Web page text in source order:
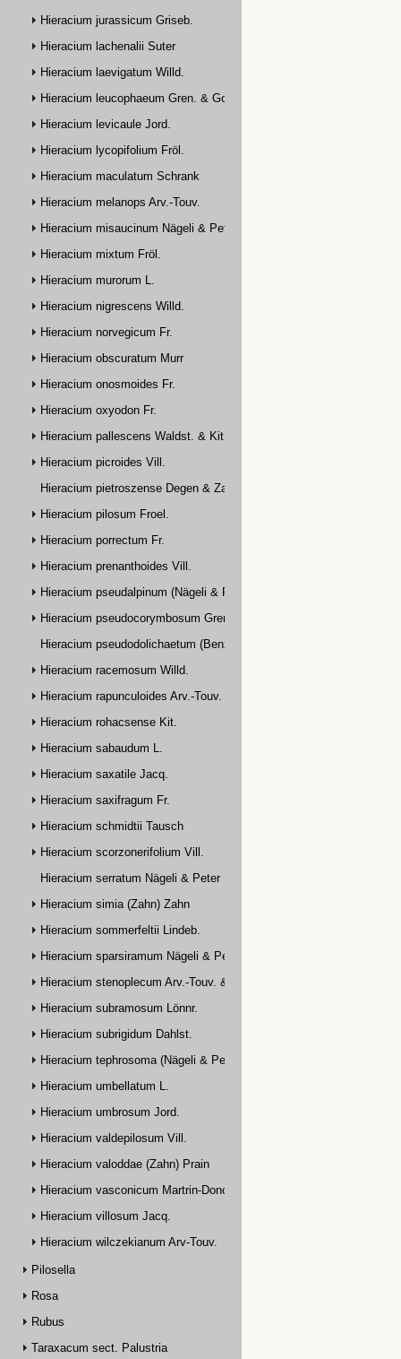
Hieracium jurassicum Griseb.
Hieracium lachenalii Suter
Hieracium laevigatum Willd.
Hieracium leucophaeum Gren. & Godr.
Hieracium levicaule Jord.
Hieracium lycopifolium Fröl.
Hieracium maculatum Schrank
Hieracium melanops Arv.-Touv.
Hieracium misaucinum Nägeli & Peter
Hieracium mixtum Fröl.
Hieracium murorum L.
Hieracium nigrescens Willd.
Hieracium norvegicum Fr.
Hieracium obscuratum Murr
Hieracium onosmoides Fr.
Hieracium oxyodon Fr.
Hieracium pallescens Waldst. & Kit.
Hieracium picroides Vill.
Hieracium pietroszense Degen & Zahn
Hieracium pilosum Froel.
Hieracium porrectum Fr.
Hieracium prenanthoides Vill.
Hieracium pseudalpinum (Nägeli & Peter) Prain
Hieracium pseudocorymbosum Gremli
Hieracium pseudodolichaetum (Benz & Zahn) Zahn
Hieracium racemosum Willd.
Hieracium rapunculoides Arv.-Touv.
Hieracium rohacsense Kit.
Hieracium sabaudum L.
Hieracium saxatile Jacq.
Hieracium saxifragum Fr.
Hieracium schmidtii Tausch
Hieracium scorzonerifolium Vill.
Hieracium serratum Nägeli & Peter
Hieracium simia (Zahn) Zahn
Hieracium sommerfeltii Lindeb.
Hieracium sparsiramum Nägeli & Peter
Hieracium stenoplecum Arv.-Touv. & Huter
Hieracium subramosum Lönnr.
Hieracium subrigidum Dahlst.
Hieracium tephrosoma (Nägeli & Peter) Zahn
Hieracium umbellatum L.
Hieracium umbrosum Jord.
Hieracium valdepilosum Vill.
Hieracium valoddae (Zahn) Prain
Hieracium vasconicum Martrin-Donos
Hieracium villosum Jacq.
Hieracium wilczekianum Arv-Touv.
Pilosella
Rosa
Rubus
Taraxacum sect. Palustria